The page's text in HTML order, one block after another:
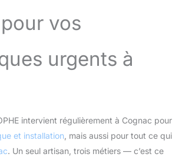
vos
urgents à
intervient régulièrement à Cognac pour
et installation , mais aussi pour tout ce qui
. Un seul artisan, trois métiers — c’est ce